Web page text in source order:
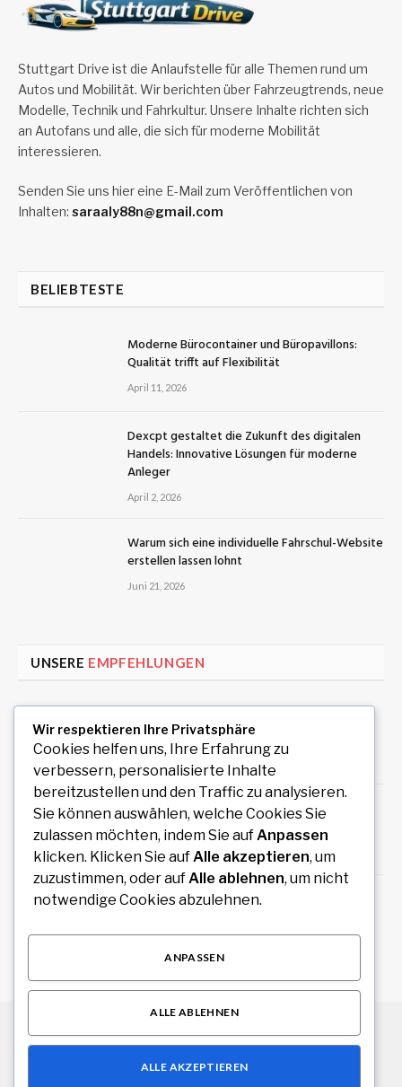
Stuttgart Drive ist die Anlaufstelle für alle Themen rund um
Autos und Mobilität. Wir berichten über Fahrzeugtrends, neue
Modelle, Technik und Fahrkultur. Unsere Inhalte richten sich
an Autofans und alle, die sich für moderne Mobilität
interessieren.
Senden Sie uns hier eine E-Mail zum Veröffentlichen von
Inhalten: saraaly88n@gmail.com
BELIEBTESTE
Moderne Bürocontainer und Büropavillons:
Qualität trifft auf Flexibilität
April 11, 2026
Dexcpt gestaltet die Zukunft des digitalen
Handels: Innovative Lösungen für moderne
Anleger
April 2, 2026
Warum sich eine individuelle Fahrschul-Website
erstellen lassen lohnt
Juni 21, 2026
UNSERE EMPFEHLUNGEN
Mobile Wellness
August 7, 2026
Auto Anmeldung einfach online durchführen
und sofort legal losfahren
August 7, 2026
How an Image Compressor Helps Students,
© 2026 Alle Rechte vorbehalten.Stuttgart Drive
Wir respektieren Ihre Privatsphäre
Cookies helfen uns, Ihre Erfahrung zu
verbessern, personalisierte Inhalte
bereitzustellen und den Traffic zu analysieren.
Sie können auswählen, welche Cookies Sie
zulassen möchten, indem Sie aufAnpassen
klicken. Klicken Sie aufAlle akzeptieren, um
zuzustimmen, oder aufAlle ablehnen, um nicht
notwendige Cookies abzulehnen.
ANPASSEN
ALLE ABLEHNEN
ALLE AKZEPTIEREN